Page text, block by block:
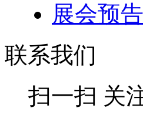
展会预告
联系我们
扫一扫 关